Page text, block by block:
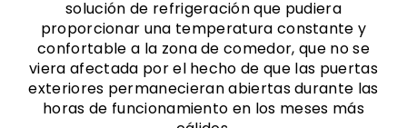
solución de refrigeración que pudiera
proporcionar una temperatura constante y
confortable a la zona de comedor, que no se
viera afectada por el hecho de que las puertas
exteriores permanecieran abiertas durante las
horas de funcionamiento en los meses más